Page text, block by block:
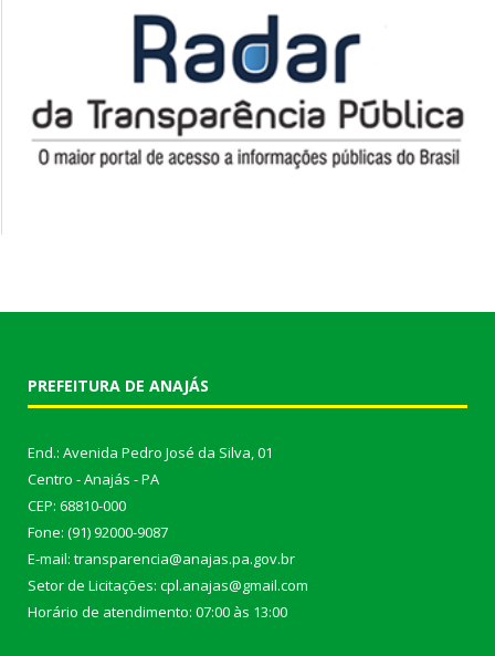
PREFEITURA DE ANAJÁS
End.: Avenida Pedro José da Silva, 01
Centro - Anajás - PA
CEP: 68810-000
Fone: (91) 92000-9087
E-mail: transparencia@anajas.pa.gov.br
Setor de Licitações: cpl.anajas@gmail.com
Horário de atendimento: 07:00 às 13:00